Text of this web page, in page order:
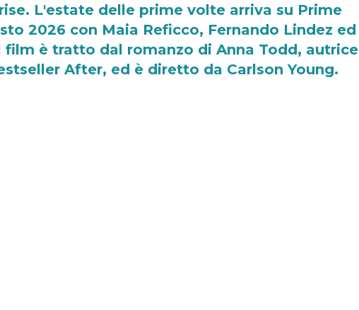
L'estate delle prime volte arriva su Prime
2026 con Maia Reficco, Fernando Lindez ed
film è tratto dal romanzo di Anna Todd, autrice
After, ed è diretto da Carlson Young.